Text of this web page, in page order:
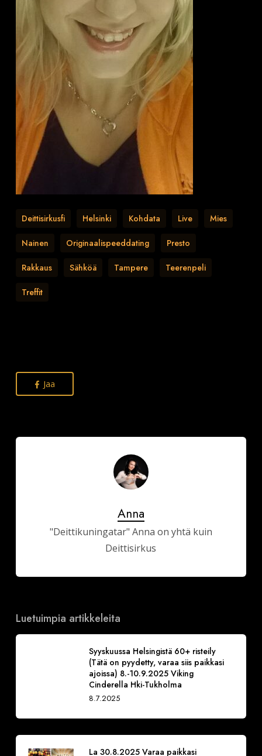
Deittisirkusfi Helsinki Kohdata Live Mies
Nainen Originaalispeeddating Presto
Rakkaus Sähköä Tampere Teerenpeli
Treffit
Jaa
Anna
"Deittikuningatar" Anna on yhtä kuin
Deittisirkus
Luetuimpia artikkeleita
Syyskuussa Helsingistä 60+ risteily
(Tätä on pyydetty, varaa siis paikkasi
ajoissa) 8.-10.9.2025 Viking
Cinderella Hki-Tukholma
8.7.2025
La 30.8.2025 Varaa paikkasi